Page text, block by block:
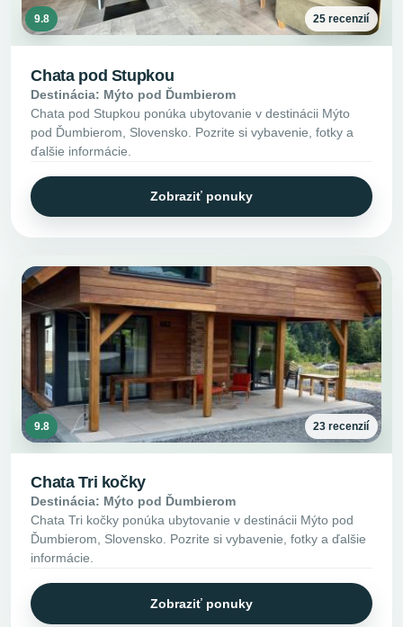
9.8 25 recenzií
Chata pod Stupkou
Destinácia: Mýto pod Ďumbierom
Chata pod Stupkou ponúka ubytovanie v destinácii Mýto
pod Ďumbierom, Slovensko. Pozrite si vybavenie, fotky a
ďalšie informácie.
Zobraziť ponuky
9.8 23 recenzií
Chata Tri kočky
Destinácia: Mýto pod Ďumbierom
Chata Tri kočky ponúka ubytovanie v destinácii Mýto pod
Ďumbierom, Slovensko. Pozrite si vybavenie, fotky a ďalšie
informácie.
Zobraziť ponuky